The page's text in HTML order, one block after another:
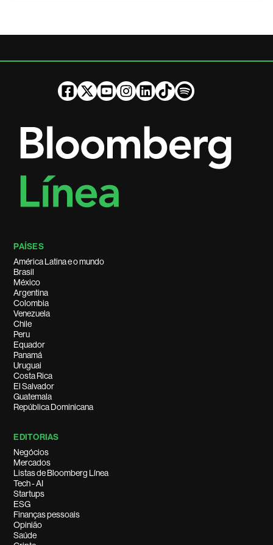
PAÍSES
América Latina e o mundo
Brasil
México
Argentina
Colombia
Venezuela
Chile
Peru
Equador
Panamá
Uruguai
Costa Rica
El Salvador
Guatemala
República Dominicana
EDITORIAS
Negócios
Mercados
Listas de Bloomberg Línea
Tech - AI
Startups
ESG
Finanças pessoais
Opinião
Saúde